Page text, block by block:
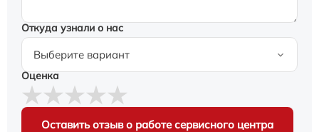
Откуда узнали о нас
Оценка
Оставить отзыв о работе сервисного центра